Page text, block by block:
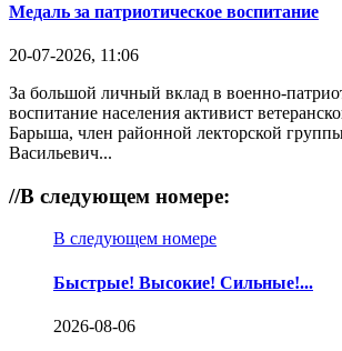
Медаль за патриотическое воспитание
20-07-2026, 11:06
За большой личный вклад в военно-
воспитание населения активист
Барыша, член районной лекторской
Васильевич...
//В следующем номере:
В следующем номере
Быстрые! Высокие! Сильные!...
2026-08-06